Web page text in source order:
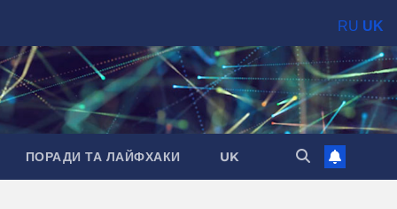
ПОРАДИ ТА ЛАЙФХАКИ UK
RU UK